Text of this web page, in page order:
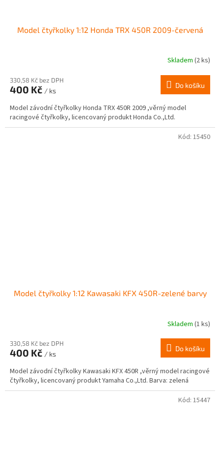
Model čtyřkolky 1:12 Honda TRX 450R 2009-červená
Skladem (2 ks)
330,58 Kč bez DPH
400 Kč / ks
Do košíku
Model závodní čtyřkolky Honda TRX 450R 2009 ,věrný model
racingové čtyřkolky, licencovaný produkt Honda Co.,Ltd.
Model čtyřkolky 1:12 Kawasaki KFX 450R-zelené barvy
Skladem (1 ks)
330,58 Kč bez DPH
400 Kč / ks
Do košíku
Model závodní čtyřkolky Kawasaki KFX 450R ,věrný model racingové
čtyřkolky, licencovaný produkt Yamaha Co.,Ltd. Barva: zelená
Kód: 15450
Kód: 15447